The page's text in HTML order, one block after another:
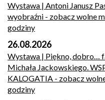
Wystawa | Antoni Janusz
wyobraźni - zobacz wolne
godziny
26.08.2026
Wystawa | Piękno, dobro…
Michała Jackowskiego.
KALOGATIA - zobacz
godziny